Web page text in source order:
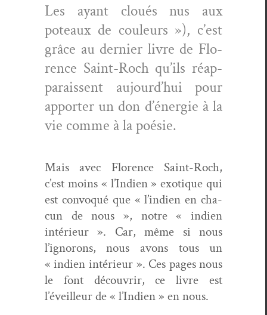
Les ayant cloués nus aux
poteaux de couleurs »), c’est
grâce au dernier livre de Flo­
rence Saint-Roch qu’ils réap­
pa­rais­sent aujourd’hui pour
apporter un don d’énergie à la
vie comme à la poésie.
Mais avec Flo­rence Saint-Roch,
c’est moins « l’Indien » exo­tique qui
est con­vo­qué que « l’indien en cha­
cun de nous », notre « indi­en
intérieur ». Car, même si nous
l’ignorons, nous avons tous un
« indi­en intérieur ». Ces pages nous
le font décou­vrir, ce livre est
l’éveilleur de « l’Indien » en nous.